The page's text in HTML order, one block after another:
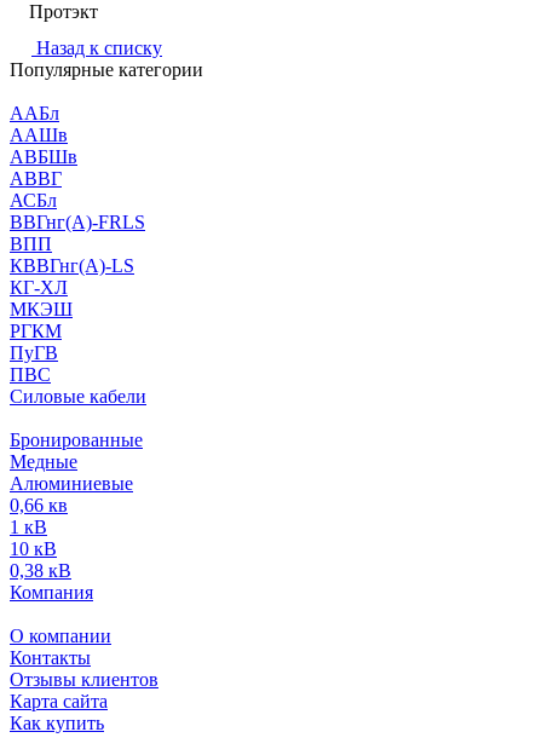
Протэкт
Назад к списку
Популярные категории
ААБл
ААШв
АВБШв
АВВГ
АСБл
ВВГнг(А)-FRLS
ВПП
КВВГнг(А)-LS
КГ-ХЛ
МКЭШ
РГКМ
ПуГВ
ПВС
Силовые кабели
Бронированные
Медные
Алюминиевые
0,66 кв
1 кВ
10 кВ
0,38 кВ
Компания
О компании
Контакты
Отзывы клиентов
Карта сайта
Как купить